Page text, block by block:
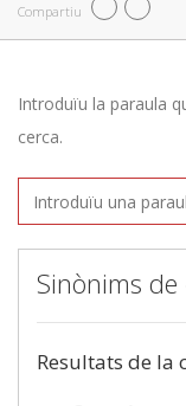
Compartiu
Introduïu la paraula
cerca.
Sinònims de
Resultats de la